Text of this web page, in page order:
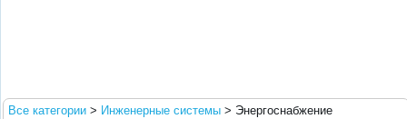
Все категории > Инженерные системы > Энергоснабжение